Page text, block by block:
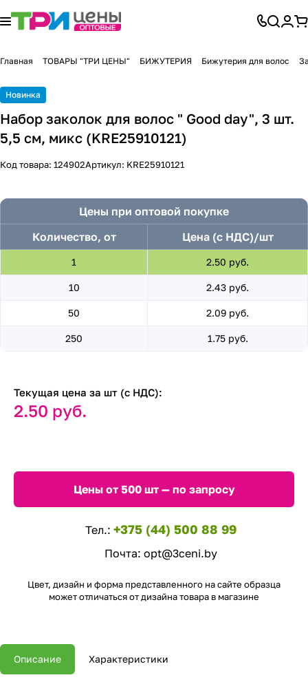
Главная ТОВАРЫ "ТРИ ЦЕНЫ" БИЖУТЕРИЯ Бижутерия для волос
Новинка
Набор заколок для волос " Good day", 3 шт.
5,5 см, микс (KRE25910121)
Код товара: 124902Артикул: KRE25910121
Цены при оптовой покупке
Количество, от
Цена (с НДС)/шт
1 2.50 руб.
10 2.43 руб.
50 2.09 руб.
250 1.75 руб.
Текущая цена за шт (с НДС):
2.50 руб.
Цены от 500 шт — по запросу
Тел.: +375 (44) 500 88 99
Почта: opt@3ceni.by
Цвет, дизайн и форма представленного на сайте образца
может отличаться от дизайна товара в магазине
Описание Характеристики